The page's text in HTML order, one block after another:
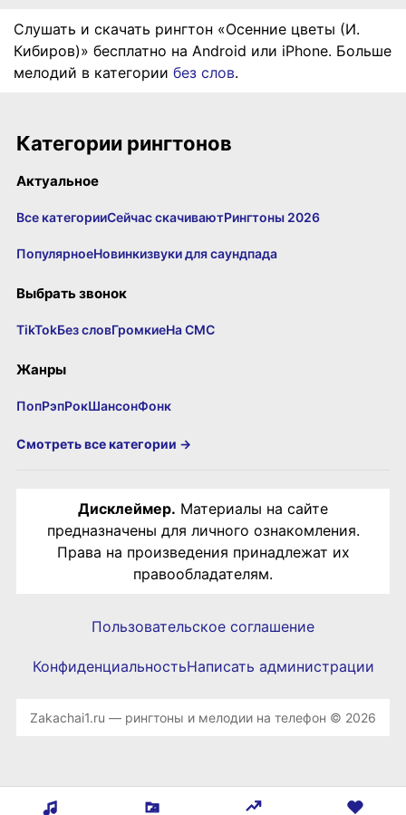
Слушать и скачать рингтон «Осенние цветы (И.
Кибиров)» бесплатно на Android или iPhone. Больше
мелодий в категории без слов.
Категории рингтонов
Актуальное
Все категорииСейчас скачиваютРингтоны 2026
ПопулярноеНовинкизвуки для саундпада
Выбрать звонок
TikTokБез словГромкиеНа СМС
Жанры
ПопРэпРокШансонФонк
Смотреть все категории →
Дисклеймер. Материалы на сайте
предназначены для личного ознакомления.
Права на произведения принадлежат их
правообладателям.
Пользовательское соглашение
КонфиденциальностьНаписать администрации
Zakachai1.ru — рингтоны и мелодии на телефон © 2026